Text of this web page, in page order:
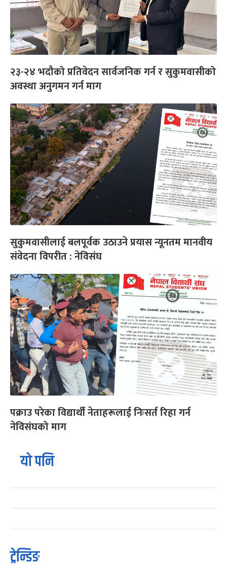
२३-२४ भदौको प्रतिवेदन सार्वजनिक गर्न र सुकुमवासीको
अवस्था अनुगमन गर्न माग
सुकुमवासीलाई बलपूर्वक उठाउने प्रयास न्यूनतम मानवीय
संवेदना विपरीत : नेविसंघ
पक्राउ परेका विद्यार्थी नेताहरूलाई निःसर्त रिहा गर्न
नेविसंघको माग
यो पनि
ट्रेन्डिङ